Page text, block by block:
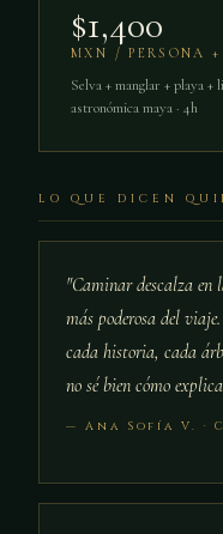
$1,400
MXN / PERSONA
Selva + manglar + playa +
astronómica maya · 4h
LO QUE DICEN
"Caminar descalza en
más poderosa del
cada historia, cada
no sé bien cómo
— Ana Sofía V. ·